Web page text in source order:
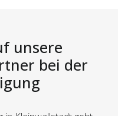
unsere
bei der